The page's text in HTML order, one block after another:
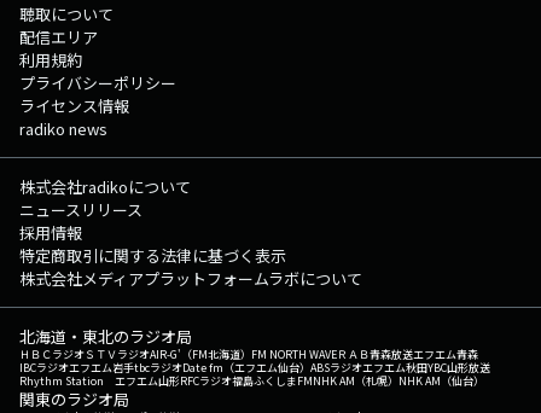
聴取について
配信エリア
利用規約
プライバシーポリシー
ライセンス情報
radiko news
株式会社radikoについて
ニュースリリース
採用情報
特定商取引に関する法律に基づく表示
株式会社メディアプラットフォームラボについて
北海道・東北のラジオ局
ＨＢＣラジオＳＴＶラジオAIR-G'（FM北海道） FM NORTH WAVEＲＡＢ青森放送エフエム青森
IBCラジオエフエム岩手tbcラジオDate fm（エフエム仙台） ABSラジオエフエム秋田YBC山形放送
Rhythm Station エフエム山形RFCラジオ福島ふくしまFMNHK AM（札幌） NHK AM（仙台）
関東のラジオ局